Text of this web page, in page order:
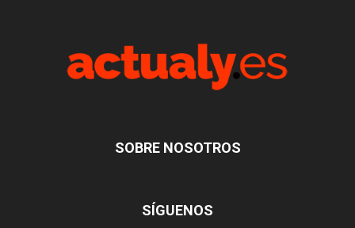
SOBRE NOSOTROS
SÍGUENOS